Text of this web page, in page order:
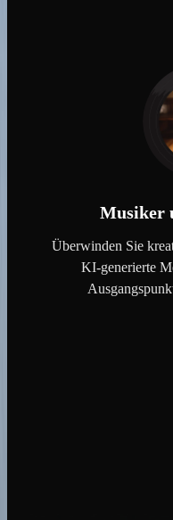
Musiker
Überwinden Sie
KI-generierte